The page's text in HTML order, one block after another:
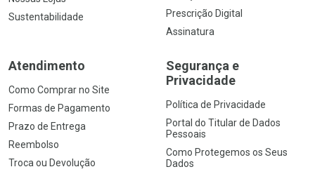
Sustentabilidade
Prescrição Digital
Assinatura
Atendimento
Como Comprar no Site
Formas de Pagamento
Prazo de Entrega
Reembolso
Troca ou Devolução
Segurança e
Privacidade
Política de Privacidade
Portal do Titular de Dados
Pessoais
Como Protegemos os Seus
Dados